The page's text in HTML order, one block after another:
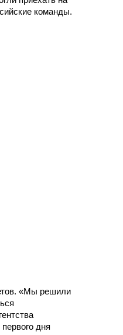
команды.
«Мы решили
дня